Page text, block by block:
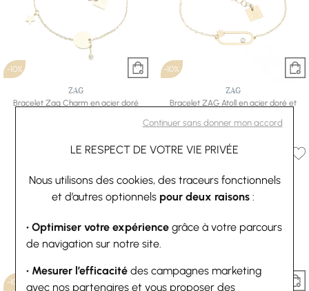
Continuer sans donner mon accord
LE RESPECT DE VOTRE VIE PRIVÉE
Nous utilisons des cookies, des traceurs fonctionnels
et d’autres optionnels pour deux raisons :
• Optimiser votre expérience grâce à votre parcours
de navigation sur notre site.
• Mesurer l’efficacité des campagnes marketing
avec nos partenaires et vous proposer des
-10%
ZAG
Bracelet Zag Charm en acier doré
-10%
ZAG
Bracelet ZAG Atoll en acier doré et
28,80 €32 €
-10%